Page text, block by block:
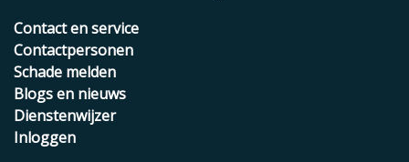
Contact en service
Contactpersonen
Schade melden
Blogs en nieuws
Dienstenwijzer
Inloggen